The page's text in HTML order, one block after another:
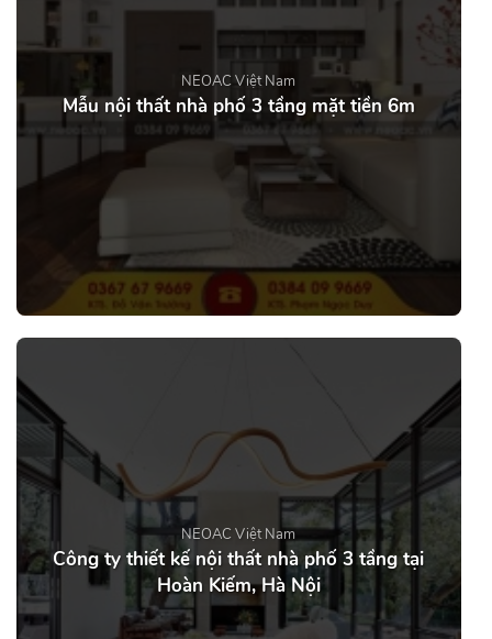
NEOAC Việt Nam
Mẫu nội thất nhà phố 3 tầng mặt tiền 6m
NEOAC Việt Nam
Công ty thiết kế nội thất nhà phố 3 tầng tại
Hoàn Kiếm, Hà Nội